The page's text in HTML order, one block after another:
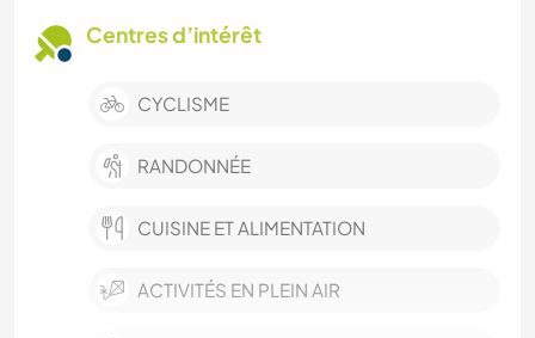
Centres d’intérêt
CYCLISME
RANDONNÉE
CUISINE ET ALIMENTATION
ACTIVITÉS EN PLEIN AIR